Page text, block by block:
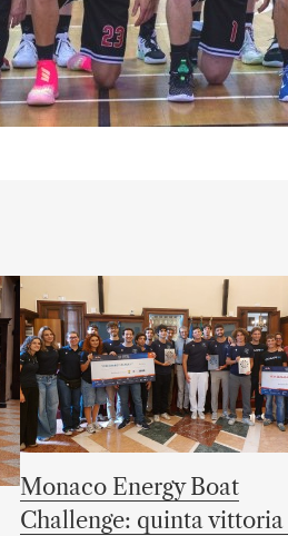
Monaco Energy Boat
Challenge: quinta